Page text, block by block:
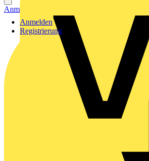
Anmelden
Registrierung
Anmelden